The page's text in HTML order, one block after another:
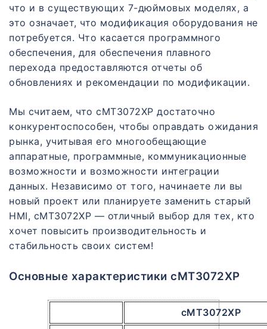
что и в существующих 7-дюймовых моделях, а
это означает, что модификация оборудования не
потребуется. Что касается программного
обеспечения, для обеспечения плавного
перехода предоставляются отчеты об
обновлениях и рекомендации по модификации.
Мы считаем, что cMT3072XP достаточно
конкурентоспособен, чтобы оправдать ожидания
рынка, учитывая его многообещающие
аппаратные, программные, коммуникационные
возможности и возможности интеграции
данных. Независимо от того, начинаете ли вы
новый проект или планируете заменить старый
HMI, cMT3072XP — отличный выбор для тех, кто
хочет повысить производительность и
стабильность своих систем!
Основные характеристики cMT3072XP
cMT3072XP